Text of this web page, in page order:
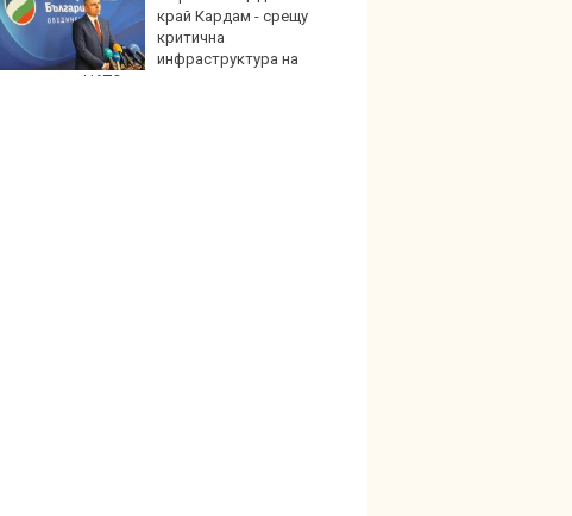
край Кардам - срещу
критична
инфраструктура на
държава от НАТО